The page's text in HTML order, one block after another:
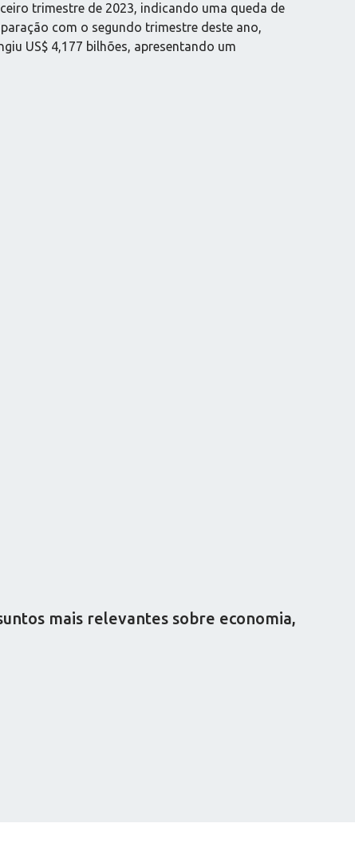
trimestre de 2023, indicando uma queda de
com o segundo trimestre deste ano,
US$ 4,177 bilhões, apresentando um
mais relevantes sobre economia,